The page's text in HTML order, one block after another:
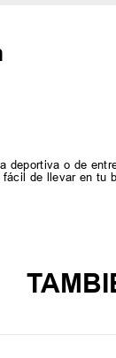
deportiva o de
de llevar en tu